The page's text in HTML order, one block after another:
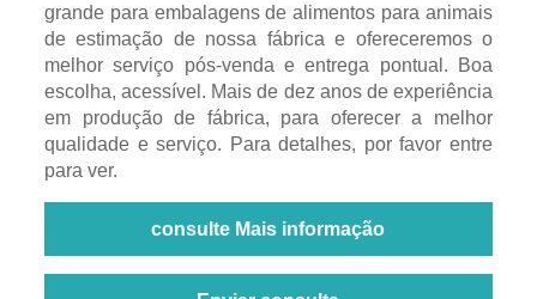
grande para embalagens de alimentos para animais
de estimação de nossa fábrica e ofereceremos o
melhor serviço pós-venda e entrega pontual. Boa
escolha, acessível. Mais de dez anos de experiência
em produção de fábrica, para oferecer a melhor
qualidade e serviço. Para detalhes, por favor entre
para ver.
consulte Mais informação